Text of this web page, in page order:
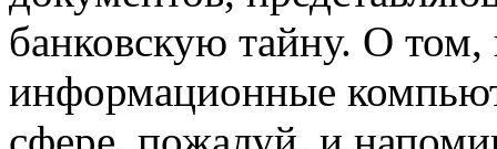
банковскую тайну. О
информационные